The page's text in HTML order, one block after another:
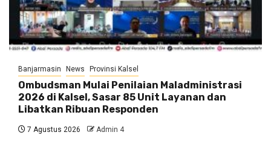
Banjarmasin News Provinsi Kalsel
Ombudsman Mulai Penilaian Maladministrasi
2026 di Kalsel, Sasar 85 Unit Layanan dan
Libatkan Ribuan Responden
7 Agustus 2026 Admin 4